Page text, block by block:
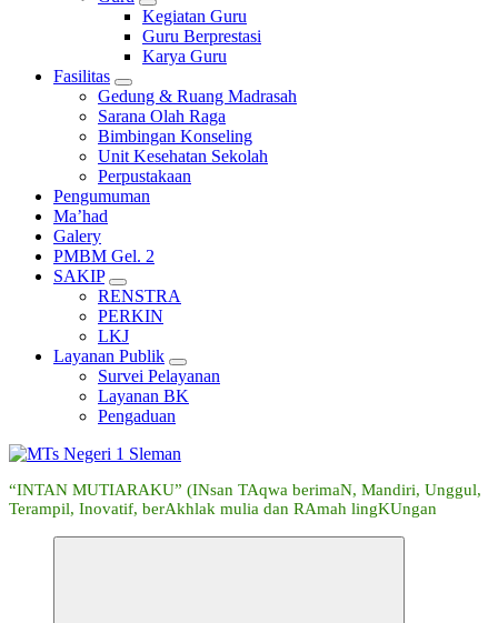
Kegiatan Guru
Guru Berprestasi
Karya Guru
Fasilitas
Gedung & Ruang Madrasah
Sarana Olah Raga
Bimbingan Konseling
Unit Kesehatan Sekolah
Perpustakaan
Pengumuman
Ma’had
Galery
PMBM Gel. 2
SAKIP
RENSTRA
PERKIN
LKJ
Layanan Publik
Survei Pelayanan
Layanan BK
Pengaduan
“INTAN MUTIARAKU” (INsan TAqwa berimaN, Mandiri, Unggul,
Terampil, Inovatif, berAkhlak mulia dan RAmah lingKUngan